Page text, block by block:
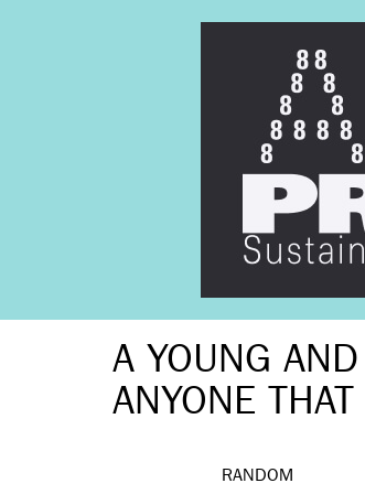
A YOUNG AND
ANYONE THAT
RANDOM